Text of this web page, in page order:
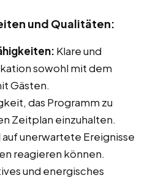
und Qualitäten:
Klare und
sowohl mit dem
Gästen.
das Programm zu
Zeitplan einzuhalten.
auf unerwartete Ereignisse
reagieren können.
und energisches